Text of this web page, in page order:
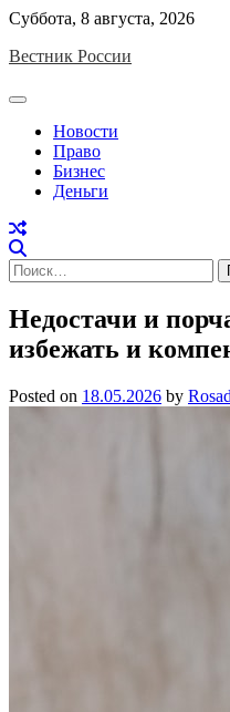
Skip
content
Суббота, 8 августа, 2026
Вестник России
Новости
Право
Бизнес
Деньги
Найти:
Недостачи и
избежать и
Posted on 18.05.2026 by